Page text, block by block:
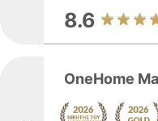
8.6
OneHome